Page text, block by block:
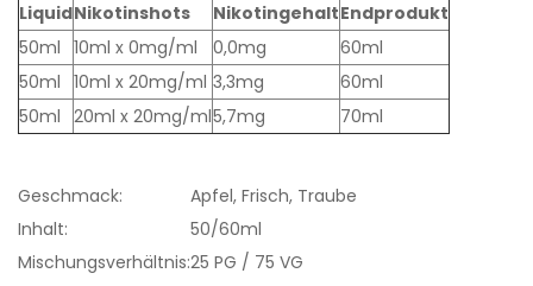
LiquidNikotinshots NikotingehaltEndprodukt
50ml 10ml x 0mg/ml 0,0mg
60ml
50ml 10ml x 20mg/ml 3,3mg
60ml
50ml 20ml x 20mg/ml5,7mg 70ml
Geschmack:
Apfel, Frisch, Traube
Inhalt:
50/60ml
Mischungsverhältnis:25 PG / 75 VG